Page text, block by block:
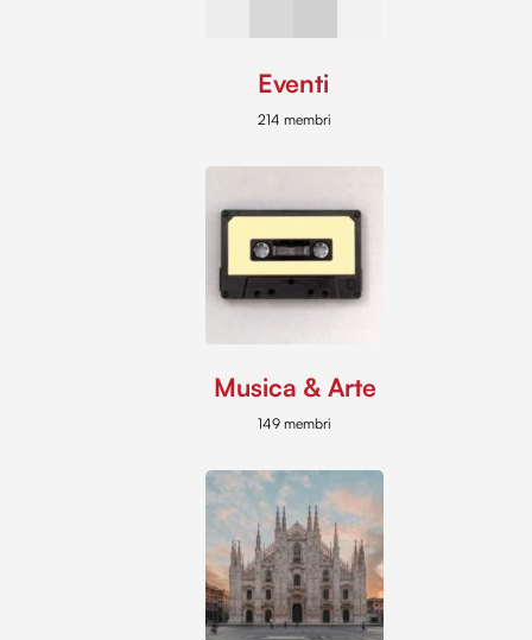
Eventi
214 membri
Musica & Arte
149 membri